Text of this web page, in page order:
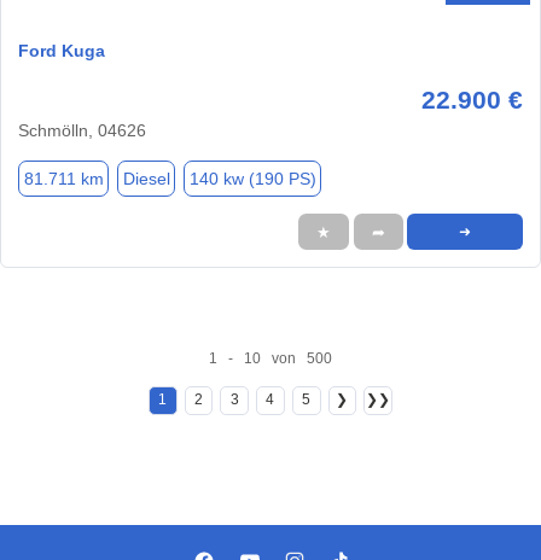
Ford Kuga
22.900 €
Schmölln, 04626
81.711 km Diesel 140 kw (190 PS)
★ ➦ ➜
1 - 10 von 500
1 2 3 4 5 ❯ ❯❯